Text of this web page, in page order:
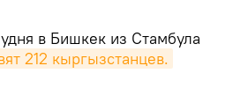
в Бишкек из Стамбула
212 кыргызстанцев.